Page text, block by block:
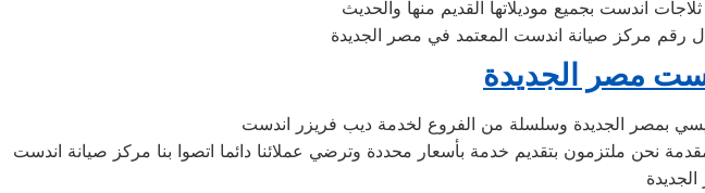
مصر الجديدة
بمصر الجديدة وسلسلة من الفروع لخدمة ديب فريزر اندست
نحن ملتزمون بتقديم خدمة بأسعار محددة وترضي عملائنا دائما اتصوا بنا مركز صيانة اندست